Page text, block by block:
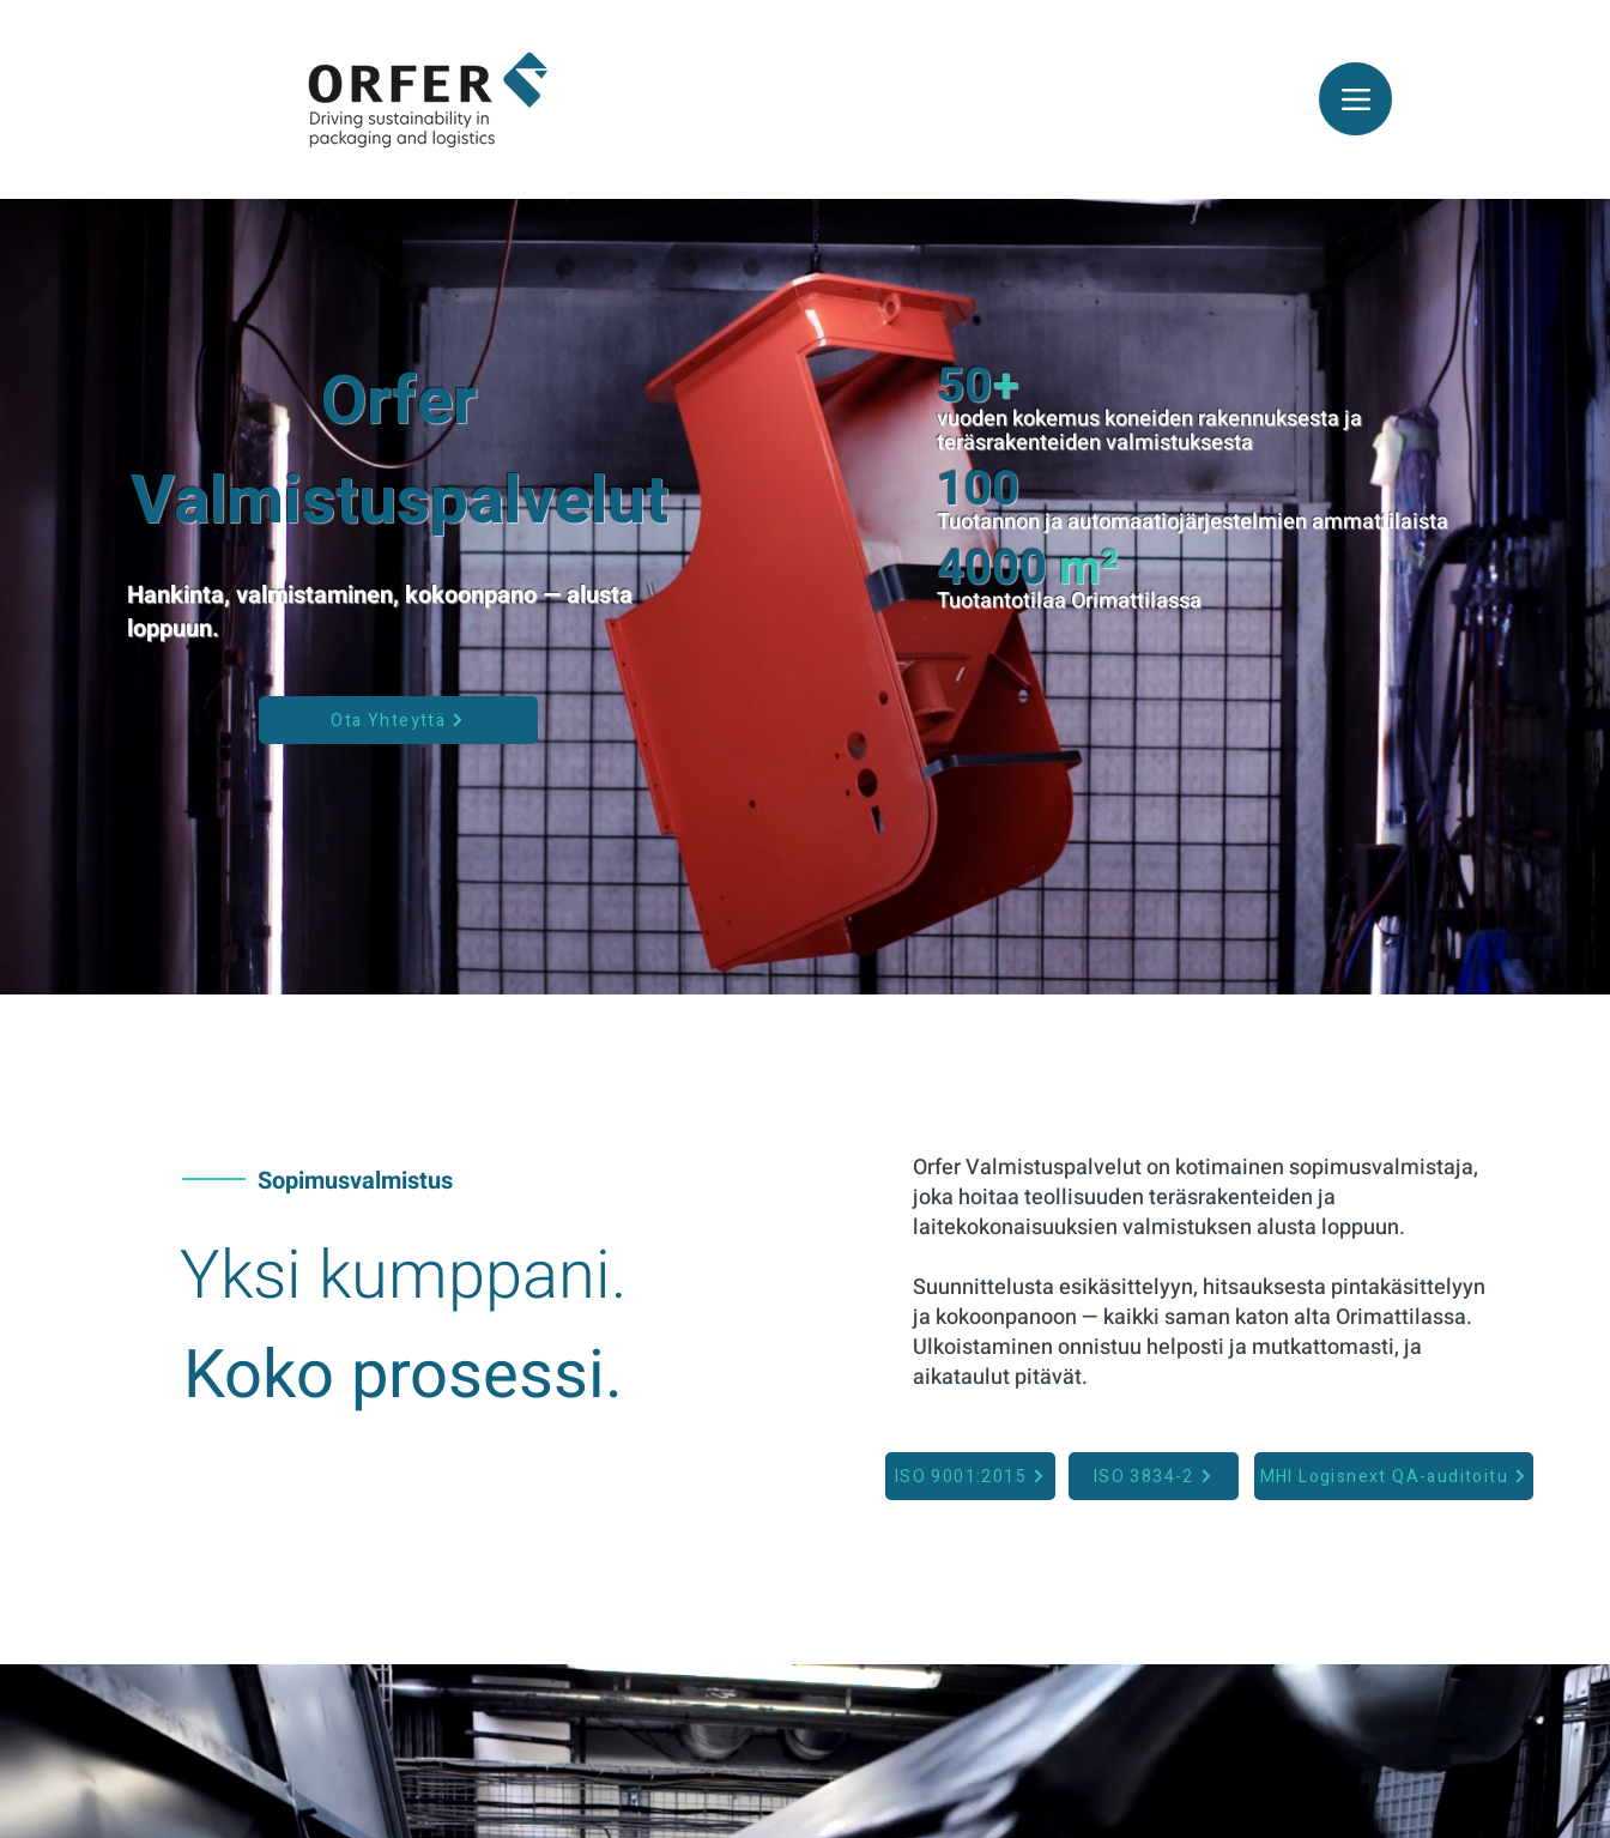
Orfer
Valmistuspalvelut
Hankinta, valmistaminen, kokoonpano — alusta
loppuun.
Ota Yhteyttä
50+
vuoden kokemus koneiden rakennuksesta ja
teräsrakenteiden valmistuksesta
100
Tuotannon ja automaatiojärjestelmien ammattilaista
4000m²
Tuotantotilaa Orimattilassa
Sopimusvalmistus
Yksi kumppani.
Koko prosessi.
Orfer Valmistuspalvelut on kotimainen sopimusvalmistaja,
joka hoitaa teollisuuden teräsrakenteiden ja
laitekokonaisuuksien valmistuksen alusta loppuun.
Suunnittelusta esikäsittelyyn, hitsauksesta pintakäsittelyyn
ja kokoonpanoon — kaikki saman katon alta Orimattilassa.
Ulkoistaminen onnistuu helposti ja mutkattomasti, ja
aikataulut pitävät.
ISO 9001:2015 ISO 3834-2 MHI Logisnext QA-auditoitu